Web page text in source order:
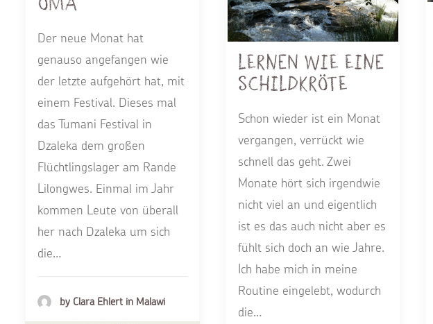
Der neue Monat hat
genauso angefangen wie
der letzte aufgehört hat, mit
einem Festival. Dieses mal
das Tumani Festival in
Dzaleka dem großen
Flüchtlingslager am Rande
Lilongwes. Einmal im Jahr
kommen Leute von überall
her nach Dzaleka um sich
die…
by Clara Ehlert in Malawi
Lernen wie eine
Schildkröte
Schon wieder ist ein Monat
vergangen, verrückt wie
schnell das geht. Zwei
Monate hört sich irgendwie
nicht viel an und eigentlich
ist es das auch nicht aber es
fühlt sich doch an wie Jahre.
Ich habe mich in meine
Routine eingelebt, wodurch
die…